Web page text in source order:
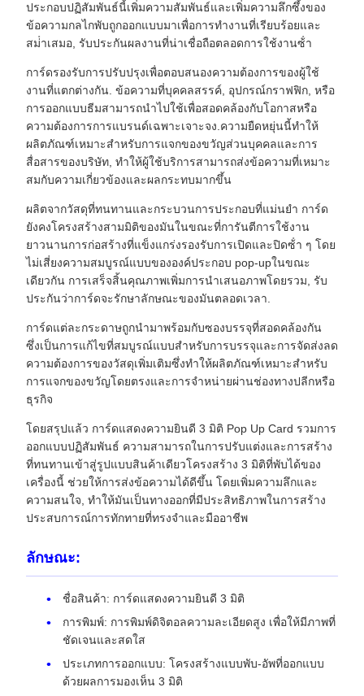
ประกอบปฏิสัมพันธ์นี้เพิ่มความสัมพันธ์และเพิ่มความลึกซึ้งของ
ข้อความกลไกพับถูกออกแบบมาเพื่อการทํางานที่เรียบร้อยและ
สม่ําเสมอ, รับประกันผลงานที่น่าเชื่อถือตลอดการใช้งานซ้ํา
การ์ดรองรับการปรับปรุงเพื่อตอบสนองความต้องการของผู้ใช้
งานที่แตกต่างกัน. ข้อความที่บุคคลสรรค์, อุปกรณ์กราฟฟิก, หรือ
การออกแบบธีมสามารถนําไปใช้เพื่อสอดคล้องกับโอกาสหรือ
ความต้องการการแบรนด์เฉพาะเจาะจง.ความยืดหยุ่นนี้ทําให้
ผลิตภัณฑ์เหมาะสําหรับการแจกของขวัญส่วนบุคคลและการ
สื่อสารของบริษัท, ทําให้ผู้ใช้บริการสามารถส่งข้อความที่เหมาะ
สมกับความเกี่ยวข้องและผลกระทบมากขึ้น
ผลิตจากวัสดุที่ทนทานและกระบวนการประกอบที่แม่นยํา การ์ด
ยังคงโครงสร้างสามมิติของมันในขณะที่การันตีการใช้งาน
ยาวนานการก่อสร้างที่แข็งแกร่งรองรับการเปิดและปิดซ้ํา ๆ โดย
ไม่เสี่ยงความสมบูรณ์แบบขององค์ประกอบ pop-upในขณะ
เดียวกัน การเสร็จสิ้นคุณภาพเพิ่มการนําเสนอภาพโดยรวม, รับ
ประกันว่าการ์ดจะรักษาลักษณะของมันตลอดเวลา.
การ์ดแต่ละกระดาษถูกนํามาพร้อมกับซองบรรจุที่สอดคล้องกัน
ซึ่งเป็นการแก้ไขที่สมบูรณ์แบบสําหรับการบรรจุและการจัดส่งลด
ความต้องการของวัสดุเพิ่มเติมซึ่งทําให้ผลิตภัณฑ์เหมาะสําหรับ
การแจกของขวัญโดยตรงและการจําหน่ายผ่านช่องทางปลีกหรือ
ธุรกิจ
โดยสรุปแล้ว การ์ดแสดงความยินดี 3 มิติ Pop Up Card รวมการ
ออกแบบปฏิสัมพันธ์ ความสามารถในการปรับแต่งและการสร้าง
ที่ทนทานเข้าสู่รูปแบบสินค้าเดียวโครงสร้าง 3 มิติที่พับได้ของ
เครื่องนี้ ช่วยให้การส่งข้อความได้ดีขึ้น โดยเพิ่มความลึกและ
ความสนใจ, ทําให้มันเป็นทางออกที่มีประสิทธิภาพในการสร้าง
ประสบการณ์การทักทายที่ทรงจําและมืออาชีพ
ลักษณะ:
ชื่อสินค้า: การ์ดแสดงความยินดี 3 มิติ
การพิมพ์: การพิมพ์ดิจิตอลความละเอียดสูง เพื่อให้มีภาพที่
ชัดเจนและสดใส
ประเภทการออกแบบ: โครงสร้างแบบพับ-อัพที่ออกแบบ
ด้วยผลการมองเห็น 3 มิติ